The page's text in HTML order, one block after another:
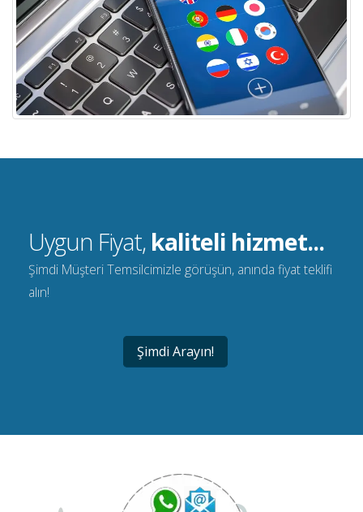
Uygun Fiyat, kaliteli hizmet...
Şimdi Müşteri Temsilcimizle görüşün, anında fiyat teklifi
alın!
Şimdi Arayın!